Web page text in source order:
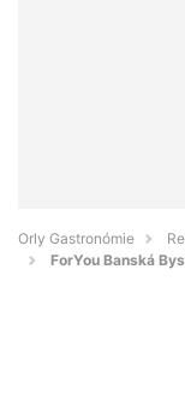
Orly Gastronómie
ForYou Banská